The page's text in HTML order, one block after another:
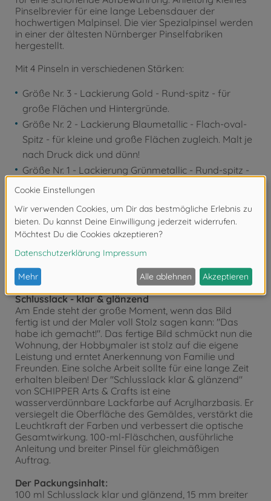
Pinselbrevier für eine lange Lebensdauer der
hochwertigen Malpinsel. Die vier Spezialpinsel werden
in einer der ältesten Nürnberger Pinselfabriken
hergestellt.
Mit 4 Pinseln in verschiedenen Stärken:
Größe Nr. 3 - Lackierung Gold - Rund-spitz - für
große Flächen und Hintergründe.
Größe Nr. 2 - Lackierung Blaumetallic - Flach-oval-
Spitz - für kleine und große Flächen zugleich. Malt je
nach Druck dick und dünn!
Größe Nr. 1 - Lackierung Grünmetallic - Rund-spitz -
für kleine Flächen.
- für kleinste Flächen.
Art.bezeichnung: Schlusslack klar & glänzend
Schlusslack - klar & glänzend
Am Ende steht der große Moment, wenn das Bild
fertig ist und der Maler voll Stolz sagen kann: "Das
habe ich gemacht!". Das fertige Bild schmückt nun die
Wohnung, der Hobbymaler ist stolz auf die eigene
Leistung und erntet Anerkennung von Familie und
Freunden. Eine solche Arbeit sollte für eine lange Zeit
erhalten bleiben! Der "Schlusslack klar & glänzend"
von SCHIPPER Arts & Crafts ist eine
wasserverdünnbare Lackfarbe auf Acrylharzbasis. Er
versiegelt die Oberfläche des Gemäldes, verstärkt die
Leuchtkraft der Farben und verbessert die optische
Gesamtwirkung. 100-ml-Fläschchen, ausführliche
Anleitung und breiter Pinsel für gleichmäßigen
Auftrag.
Der Packungsinhalt:
100 ml Schlusslack klar und glänzend, 15 mm breiter